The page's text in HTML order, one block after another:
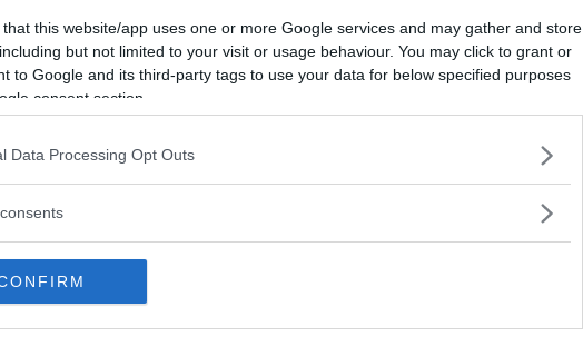
that this website/app uses one or more Google services and may gather and store
but not limited to your visit or usage behaviour. You may click to grant or
to Google and its third-party tags to use your data for below specified purposes
consent section.
Data Processing Opt Outs
Vill du bli
medlem?